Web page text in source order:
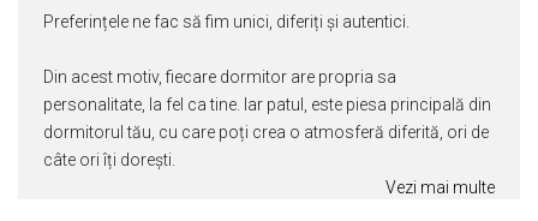
Preferințele ne fac să fim unici, diferiți și autentici.
Din acest motiv, fiecare dormitor are propria sa
personalitate, la fel ca tine. Iar patul, este piesa principală din
dormitorul tău, cu care poți crea o atmosferă diferită, ori de
câte ori îți dorești.
Vezi mai multe